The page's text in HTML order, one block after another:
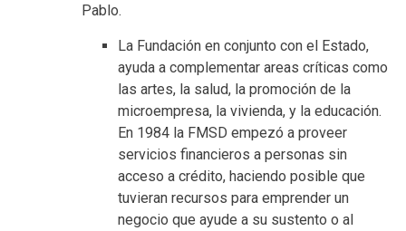
Pablo.
La Fundación en conjunto con el Estado,
ayuda a complementar areas críticas como
las artes, la salud, la promoción de la
microempresa, la vivienda, y la educación.
En 1984 la FMSD empezó a proveer
servicios financieros a personas sin
acceso a crédito, haciendo posible que
tuvieran recursos para emprender un
negocio que ayude a su sustento o al